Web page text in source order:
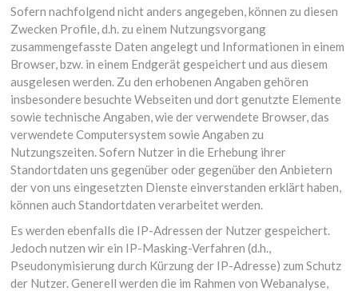
Sofern nachfolgend nicht anders angegeben, können zu diesen
Zwecken Profile, d.h. zu einem Nutzungsvorgang
zusammengefasste Daten angelegt und Informationen in einem
Browser, bzw. in einem Endgerät gespeichert und aus diesem
ausgelesen werden. Zu den erhobenen Angaben gehören
insbesondere besuchte Webseiten und dort genutzte Elemente
sowie technische Angaben, wie der verwendete Browser, das
verwendete Computersystem sowie Angaben zu
Nutzungszeiten. Sofern Nutzer in die Erhebung ihrer
Standortdaten uns gegenüber oder gegenüber den Anbietern
der von uns eingesetzten Dienste einverstanden erklärt haben,
können auch Standortdaten verarbeitet werden.
Es werden ebenfalls die IP-Adressen der Nutzer gespeichert.
Jedoch nutzen wir ein IP-Masking-Verfahren (d.h.,
Pseudonymisierung durch Kürzung der IP-Adresse) zum Schutz
der Nutzer. Generell werden die im Rahmen von Webanalyse,